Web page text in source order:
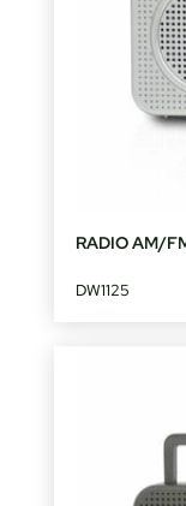
RADIO AM/
DW1125